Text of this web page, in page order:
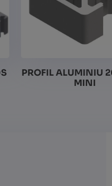
PROFIL ALUMINIU
MINI